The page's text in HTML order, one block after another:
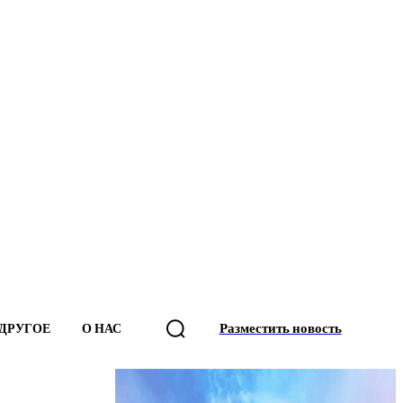
О НАС Разместить новость